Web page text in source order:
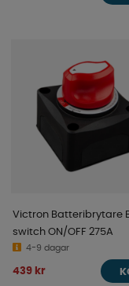
Victron Batteribrytare
switch ON/OFF 275A
4-9 dagar
439 kr